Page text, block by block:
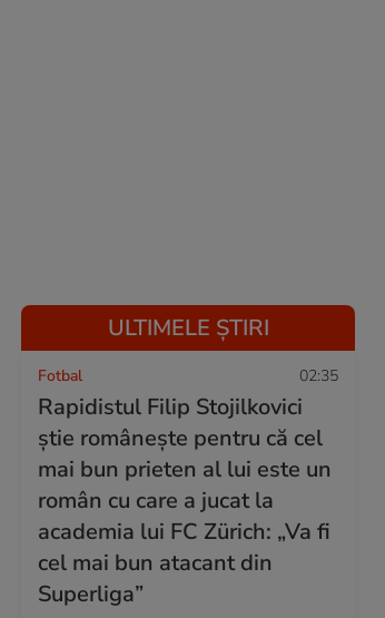
ULTIMELE ȘTIRI
Fotbal 02:35
Rapidistul Filip Stojilkovici
știe românește pentru că cel
mai bun prieten al lui este un
român cu care a jucat la
academia lui FC Zürich: „Va fi
cel mai bun atacant din
Superliga”